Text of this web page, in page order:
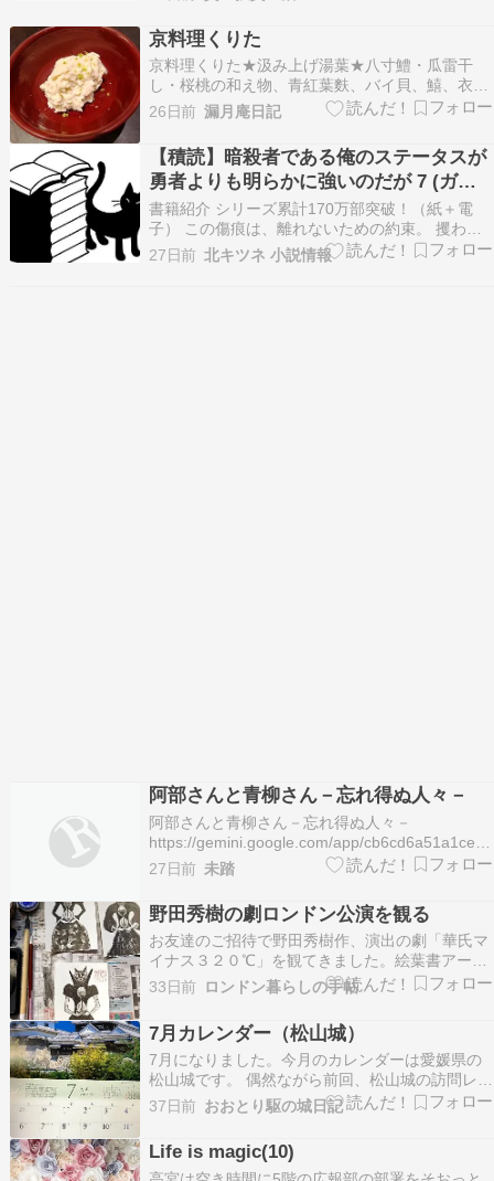
元で購入できます。 壮大な世界観と巧みに張り巡
らされた伏・・・ The post 【7/23まで】『烏は
主を選ばない』原作・八咫烏シリー…
京料理くりた
京料理くりた★汲み上げ湯葉★八寸鱧・瓜雷干
し・桜桃の和え物、青紅葉麩、バイ貝、鱚、衣か
つぎ、黒豆の枝豆、手長海老、鱧の肝、八幡巻、
辛子蓮根、赤万願寺とうがらし、玉蜀黍に見立て
た新薩摩芋、昆布を射込んだ白瓜★鱧落とし、車
海老、鱧と茂魚の洗い梅肉、醤油、薬味醤油★鯨
の白味噌のお汁★…
26日前 漏月庵日記
【積読】暗殺者である俺のステータスが
勇者よりも明らかに強いのだが 7 (ガル
ドコミックス)
書籍紹介 シリーズ累計170万部突破！（紙＋電
子） この傷痕は、離れないための約束。 攫われ
たアメリアを奪還するため、ブルート迷宮で元凶
のアウルムを圧倒した晶。 だが窮地に陥ったアウ
27日前 北キツネ 小説情報
阿部さんと青柳さん－忘れ得ぬ人々－
阿部さんと青柳さん－忘れ得ぬ人々－
https://gemini.google.com/app/
川崎で一番外れの 六郷橋下の機械屋 阿部さんが
兄貴分 神経質 青柳さんは おっとり 棟続きの別工
場 2人はいつも協力して 旋盤の鉄を削る音 引き
裂き こす…
27日前 未踏
野田秀樹の劇ロンドン公演を観る
お友達のご招待で野田秀樹作、演出の劇「華氏マ
イナス３２０℃」を観てきました。絵葉書アート
をパリのギャラリーに送って展示してもらうとい
うプロジェクト用に描いた３点。現代・中世・古
代の時代を行き来しながら、「生命の選別」や
「人間の欲望」といった根源的なテーマを問う
SF（サイエンス・フ…
33日前 ロンドン暮らしの手帖
7月カレンダー（松山城）
7月になりました。今月のカレンダーは愛媛県の
松山城です。 偶然ながら前回、松山城の訪問レポ
ートをアップしました。松山城に関する蘊蓄はも
うありませんので、今回は番外編ということでお
松山城の麓、大街道は松山一の繁華街。その周辺
37日前 おおとり駆の城日記
Life is magic(10)